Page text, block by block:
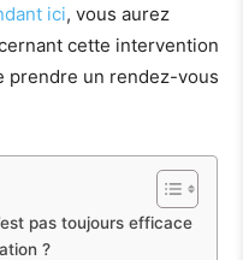
ici, vous aurez
cette intervention
prendre un rendez-vous
pas toujours efficace
?